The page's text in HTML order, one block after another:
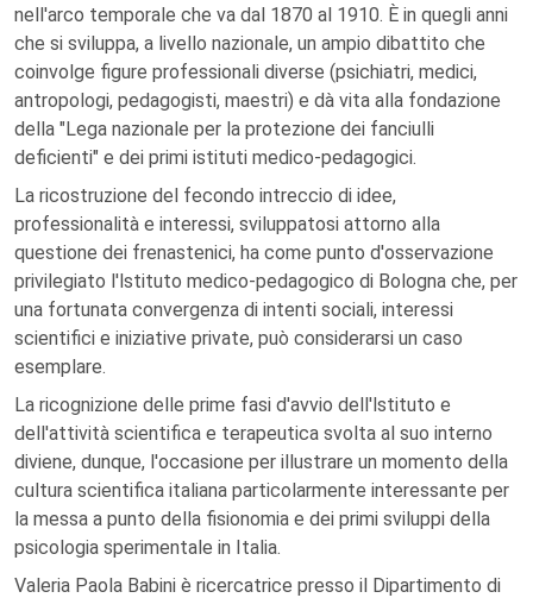
nell'arco temporale che va dal 1870 al 1910. È in quegli anni
che si sviluppa, a livello nazionale, un ampio dibattito che
coinvolge figure professionali diverse (psichiatri, medici,
antropologi, pedagogisti, maestri) e dà vita alla fondazione
della "Lega nazionale per la protezione dei fanciulli
deficienti" e dei primi istituti medico-pedagogici.
La ricostruzione del fecondo intreccio di idee,
professionalità e interessi, sviluppatosi attorno alla
questione dei frenastenici, ha come punto d'osservazione
privilegiato l'lstituto medico-pedagogico di Bologna che, per
una fortunata convergenza di intenti sociali, interessi
scientifici e iniziative private, può considerarsi un caso
esemplare.
La ricognizione delle prime fasi d'avvio dell'lstituto e
dell'attività scientifica e terapeutica svolta al suo interno
diviene, dunque, l'occasione per illustrare un momento della
cultura scientifica italiana particolarmente interessante per
la messa a punto della fisionomia e dei primi sviluppi della
psicologia sperimentale in Italia.
Valeria Paola Babini è ricercatrice presso il Dipartimento di